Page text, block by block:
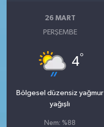
26 MART
PERŞEMBE
4°
Bölgesel düzensiz yağmur
yağışlı
Nem: %88